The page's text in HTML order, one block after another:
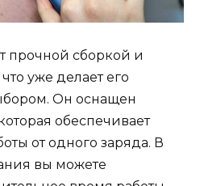
прочной сборкой и
уже делает его
Он оснащен
обеспечивает
от одного заряда. В
вы можете